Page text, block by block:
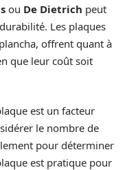
ou De Dietrich peut
Les plaques
offrent quant à
que leur coût soit
est un facteur
le nombre de
pour déterminer
est pratique pour